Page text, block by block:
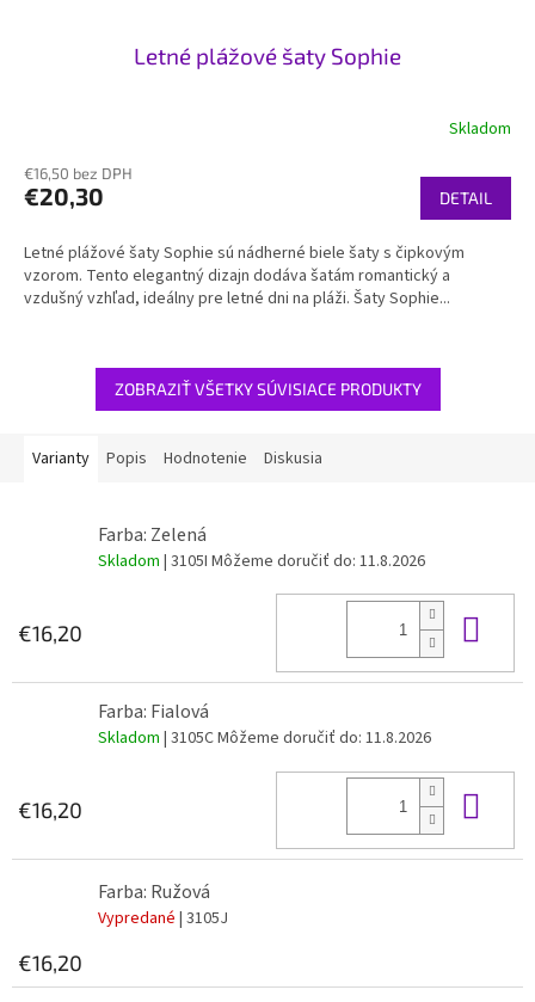
Letné plážové šaty Sophie
Skladom
€16,50 bez DPH
€20,30 DETAIL
Letné plážové šaty Sophie sú nádherné biele šaty s čipkovým
vzorom. Tento elegantný dizajn dodáva šatám romantický a
vzdušný vzhľad, ideálny pre letné dni na pláži. Šaty Sophie...
ZOBRAZIŤ VŠETKY SÚVISIACE PRODUKTY
Varianty Popis Hodnotenie Diskusia
Farba: Zelená
Skladom | 3105I Môžeme doručiť do: 11.8.2026
€16,20
Farba: Fialová
Skladom | 3105CMôžeme doručiť do: 11.8.2026
€16,20
Farba: Ružová
Vypredané | 3105J
€16,20